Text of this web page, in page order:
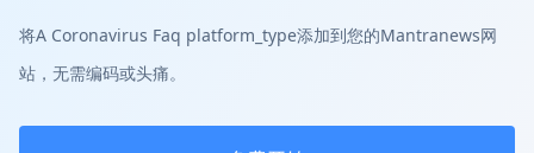
将A Coronavirus Faq platform_type添加到您的Mantranews网
站，无需编码或头痛。